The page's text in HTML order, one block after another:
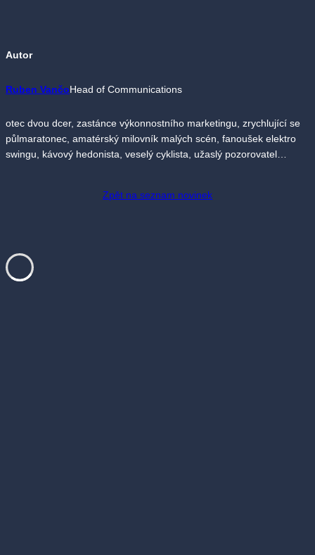
Autor
Ruben VančoHead of Communications
otec dvou dcer, zastánce výkonnostního marketingu, zrychlující se
půlmaratonec, amatérský milovník malých scén, fanoušek elektro
swingu, kávový hedonista, veselý cyklista, užaslý pozorovatel…
Zpět na seznam novinek